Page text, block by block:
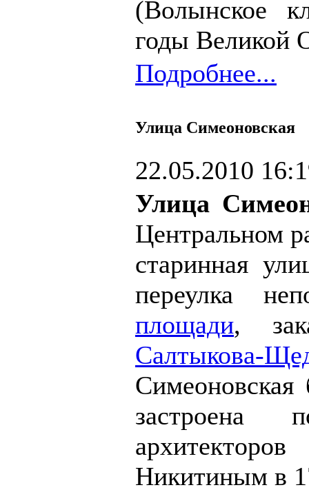
(Волынское
годы Великой
Подробнее...
Улица Симеоновская
22.05.2010
Улица
Центральном
старинная
переулка
площади,
Салтыкова-
Симеоновская
застроена
Никитиным в